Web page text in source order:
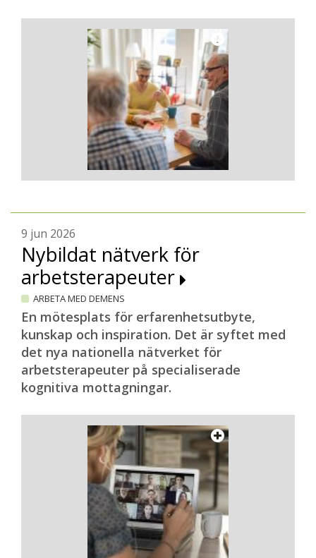
9 jun 2026
Nybildat nätverk för
arbetsterapeuter
ARBETA MED DEMENS
En mötesplats för erfarenhetsutbyte,
kunskap och inspiration. Det är syftet med
det nya nationella nätverket för
arbetsterapeuter på specialiserade
kognitiva mottagningar.